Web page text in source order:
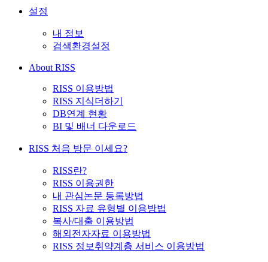
설정
내 정보
검색환경설정
About RISS
RISS 이용방법
RISS 지식더하기
DB연계 현황
BI 및 배너 다운로드
RISS 처음 방문 이세요?
RISS란?
RISS 이용권한
내 관심논문 등록방법
RISS 자료 유형별 이용방법
복사/대출 이용방법
해외전자자료 이용방법
RISS 정보취약계층 서비스 이용방법